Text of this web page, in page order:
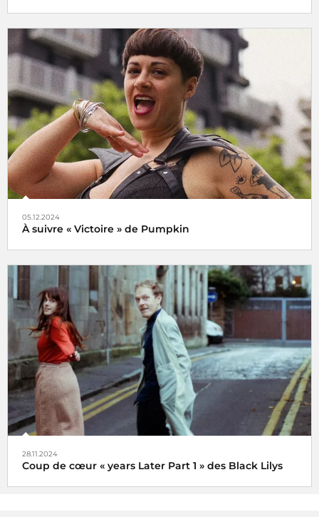
Le choix de Jansi
05.12.2024
À suivre « Victoire » de Pumpkin
Veni, vidi, vici !
28.11.2024
Coup de cœur « years Later Part 1 » des Black Lilys